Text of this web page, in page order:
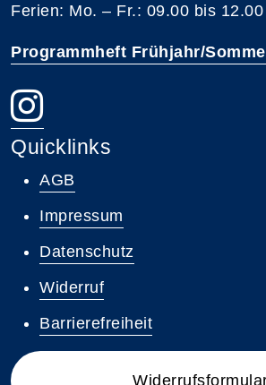
Ferien: Mo. – Fr.: 09.00 bis
Programmheft Frühjahr/
Quicklinks
AGB
Impressum
Datenschutz
Widerruf
Barrierefreiheit